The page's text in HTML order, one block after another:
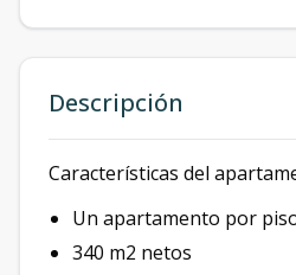
Descripción
Características del
Un apartamento por
340 m2 netos